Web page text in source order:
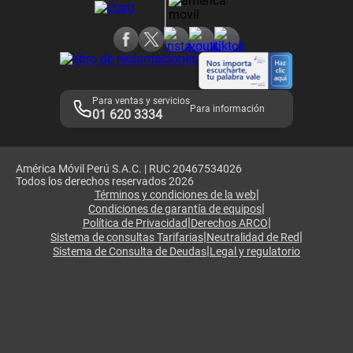
Adquirientes iPhone 6, 6S y SE
Mensaje de Seguridad
Términos y Condiciones de Tienda Claro
Libro de Reclamaciones
Para ventas y servicios
01 620 3334 Para información
América Móvil Perú S.A.C. | RUC 20467534026
Todos los derechos reservados 2026
Términos y condiciones de la web|
Condiciones de garantía de equipos|
Política de Privacidad|Derechos ARCO|
Sistema de consultas Tarifarias|Neutralidad de Red|
Sistema de Consulta de Deudas|Legal y regulatorio